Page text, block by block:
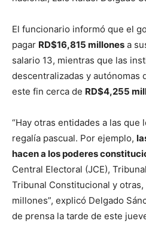
El funcionario informó que el
pagar RD$16,815 millones a
salario 13, mientras que las
descentralizadas y autónomas
este fin cerca de RD$4,255
“Hay otras entidades a las
regalía pascual. Por ejemplo,
hacen a los poderes
Central Electoral (JCE),
Tribunal Constitucional y otras,
millones”, explicó Delgado
de prensa la tarde de este